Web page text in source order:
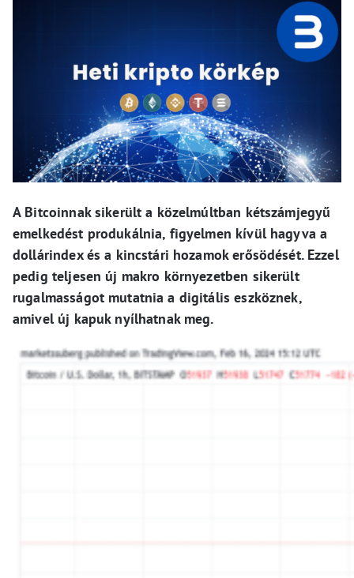
A Bitcoinnak sikerült a közelmúltban kétszámjegyű
emelkedést produkálnia, figyelmen kívül hagyva a
dollárindex és a kincstári hozamok erősödését. Ezzel
pedig teljesen új makro környezetben sikerült
rugalmasságot mutatnia a digitális eszköznek,
amivel új kapuk nyílhatnak meg.